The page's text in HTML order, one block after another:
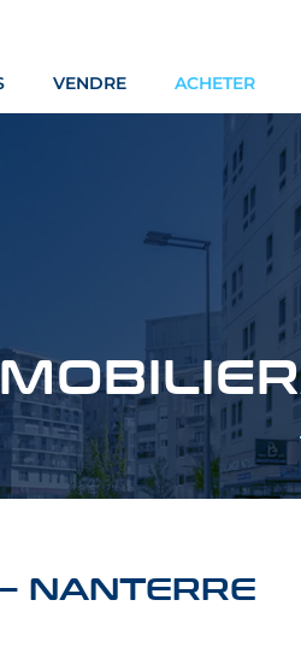
VENDRE ACHETER
NANTERRE